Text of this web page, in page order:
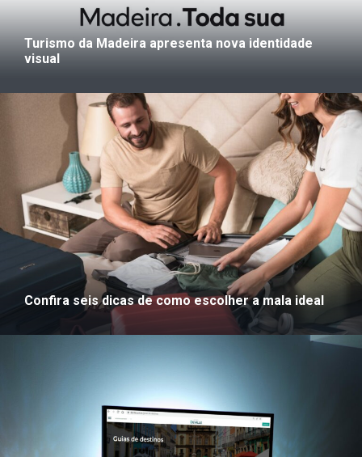
Turismo da Madeira apresenta nova identidade
visual
Confira seis dicas de como escolher a mala ideal